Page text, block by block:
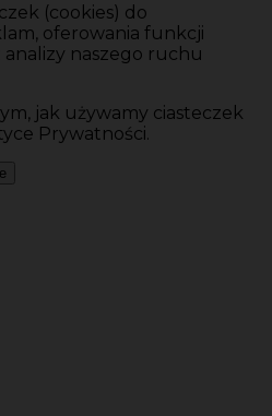
(cookies) do
oferowania funkcji
analizy naszego ruchu
jak używamy ciasteczek
Prywatności.